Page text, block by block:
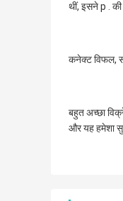
थीं, इसने p . की
कनेक्ट विफल,
बहुत अच्छा
और यह हमेशा